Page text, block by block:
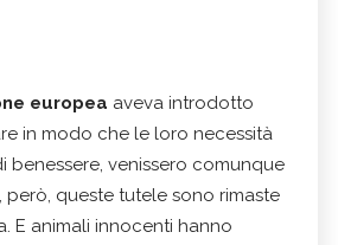
europea aveva introdotto
in modo che le loro necessità
benessere, venissero comunque
però, queste tutele sono rimaste
E animali innocenti hanno